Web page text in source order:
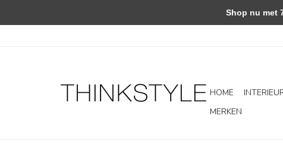
HOME
MERKEN
Shop nu met